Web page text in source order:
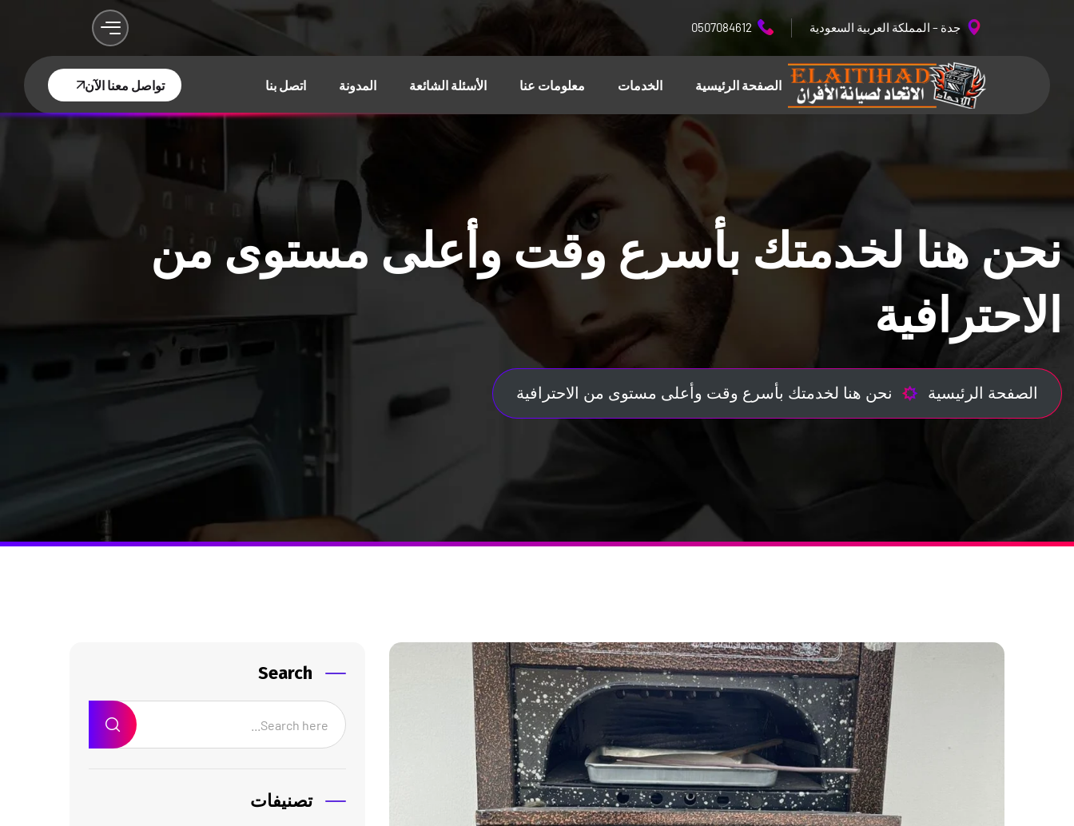
جدة – المملكة العربية السعودية 0507084612
الصفحة الرئيسية الخدمات معلومات عنا الأسئلة الشائعة المدونة اتصل بنا تواصل معنا الآن
نحن هنا لخدمتك بأسرع وقت وأعلى مستوى من
الاحترافية
الصفحة الرئيسية نحن هنا لخدمتك بأسرع وقت وأعلى مستوى من الاحترافية
Search
تصنيفات